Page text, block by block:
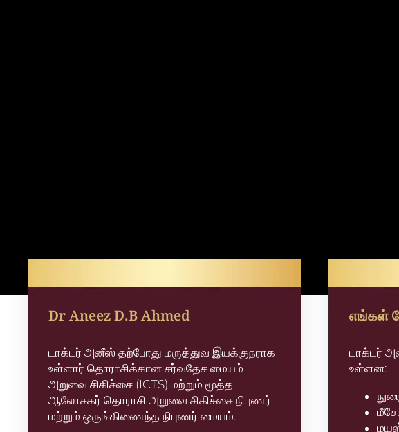
Dr Aneez D.B Ahmed
டாக்டர் அனீஸ் தற்போது மருத்துவ இயக்குநராக
உள்ளார் தொராசிக்கான சர்வதேச மையம்
அறுவை சிகிச்சை (ICTS) மற்றும் மூத்த
ஆலோசகர் தொராசி அறுவை சிகிச்சை நிபுணர்
மற்றும் ஒருங்கிணைந்த நிபுணர் மையம்.
எங்கள்
டாக்டர்
உள்ளன: